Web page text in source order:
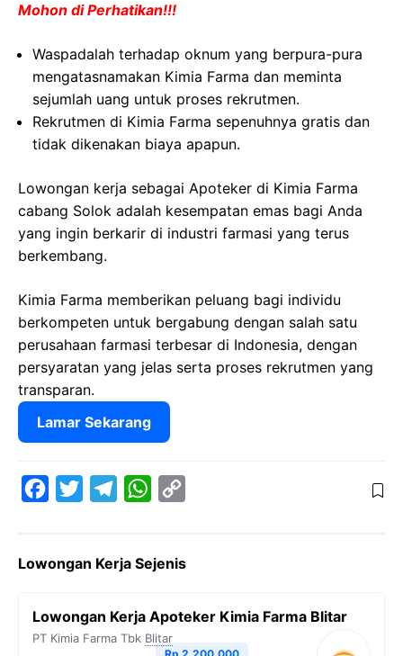
Mohon di Perhatikan!!!
Waspadalah terhadap oknum yang berpura-pura
mengatasnamakan Kimia Farma dan meminta
sejumlah uang untuk proses rekrutmen.
Rekrutmen di Kimia Farma sepenuhnya gratis dan
tidak dikenakan biaya apapun.
Lowongan kerja sebagai Apoteker di Kimia Farma
cabang Solok adalah kesempatan emas bagi Anda
yang ingin berkarir di industri farmasi yang terus
berkembang.
Kimia Farma memberikan peluang bagi individu
berkompeten untuk bergabung dengan salah satu
perusahaan farmasi terbesar di Indonesia, dengan
persyaratan yang jelas serta proses rekrutmen yang
transparan.
Lamar Sekarang
e
o
t
e
e
r
W
t
A
p
y
i
n
Lowongan Kerja Sejenis
Lowongan Kerja Apoteker Kimia Farma Blitar
PT Kimia Farma Tbk Blitar